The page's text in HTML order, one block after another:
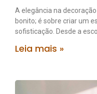
A elegância na
bonito; é sobre criar um
sofisticação. Desde a
Leia mais »